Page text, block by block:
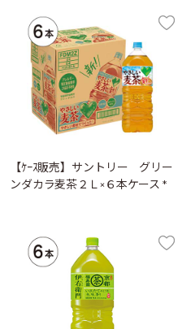
【ｹｰｽ販売】サントリー グリー
ンダカラ麦茶２Ｌ×６本ケース *